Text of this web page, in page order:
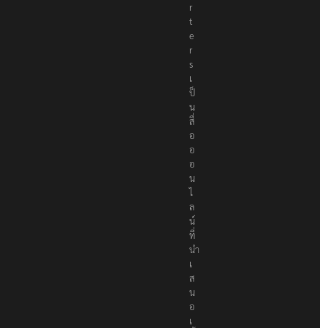
t
e
r
s
เ
ป็
น
สื่
อ
อ
อ
น
ไ
ล
น์
ที่
นำ
เ
ส
น
อ
เ
นื้